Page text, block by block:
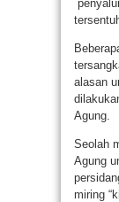
alasan
Agung.
Seolah
Agung
miring